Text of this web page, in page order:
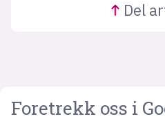
Del
Foretrekk oss i